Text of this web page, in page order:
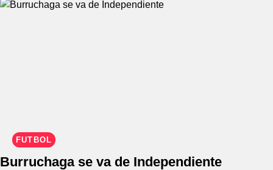
FÚTBOL
Burruchaga se va de Independiente